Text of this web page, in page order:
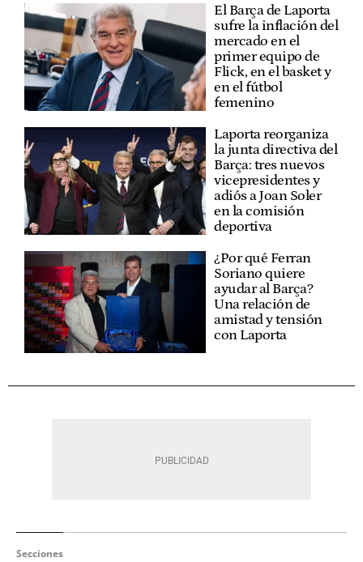
El Barça de Laporta
sufre la inflación del
mercado en el
primer equipo de
Flick, en el basket y
en el fútbol
femenino
Laporta reorganiza
la junta directiva del
Barça: tres nuevos
vicepresidentes y
adiós a Joan Soler
en la comisión
deportiva
¿Por qué Ferran
Soriano quiere
ayudar al Barça?
Una relación de
amistad y tensión
con Laporta
Secciones